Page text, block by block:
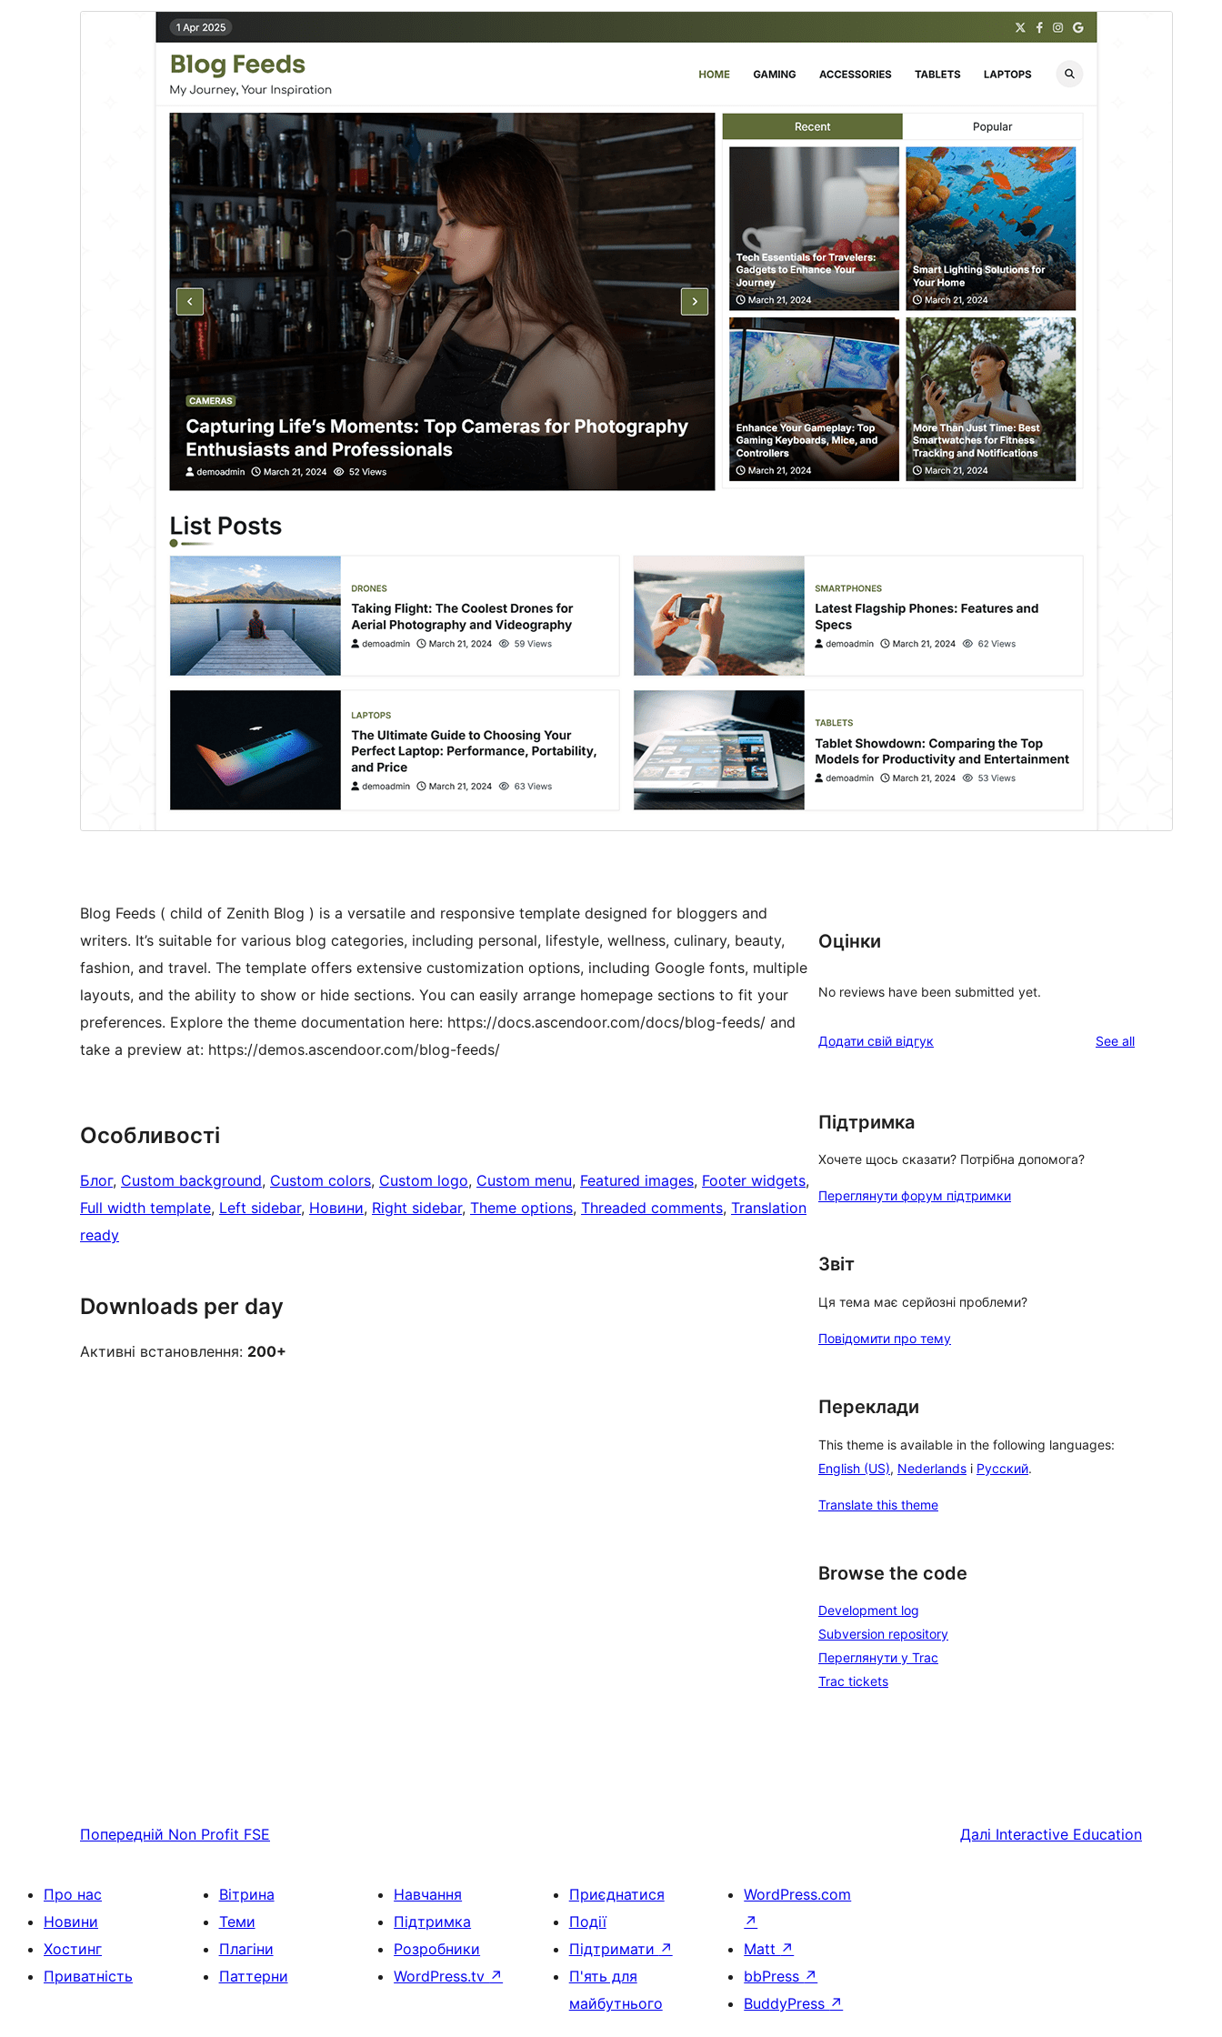
Це тема-нащадок темиZenith Blog
Версія
Last updated
8 Квітня, 2025
Active installations
WordPress version
PHP version
Theme homepage
Blog Feeds ( child of Zenith Blog ) is a versatile and responsive template designed for bloggers and
writers. It’s suitable for various blog categories, including personal, lifestyle, wellness, culinary, beauty,
fashion, and travel. The template offers extensive customization options, including Google fonts, multiple
layouts, and the ability to show or hide sections. You can easily arrange homepage sections to fit your
preferences. Explore the theme documentation here: https://docs.ascendoor.com/docs/blog-feeds/ and
take a preview at: https://demos.ascendoor.com/blog-feeds/
Особливості
Блог, Custom background, Custom colors, Custom logo, Custom menu, Featured images, Footer widgets
Full width template, Left sidebar, Новини, Right sidebar, Theme options, Threaded comments, Translation
ready
Downloads per day
Активні встановлення: 200+
Оцінки
No reviews have been submitted yet.
Додати свій відгук See allreviews
Підтримка
Хочете щось сказати? Потрібна допомога?
Переглянути форум підтримки
Звіт
Ця тема має серйозні проблеми?
Повідомити про тему
Переклади
This theme is available in the following languages:
English (US), Nederlands і Русский.
Translate this theme
Browse the code
Development log
Subversion repository
Переглянути у Trac
Trac tickets
Попередній Non Profit FSE Далі Interactive Education
Про нас
Новини
Хостинг
Приватність
Вітрина
Теми
Плагіни
Паттерни
Навчання
Підтримка
Розробники
WordPress.tv ↗
Приєднатися
Події
Підтримати ↗
П'ять для
майбутнього
WordPress.com
↗
Matt ↗
bbPress ↗
BuddyPress ↗